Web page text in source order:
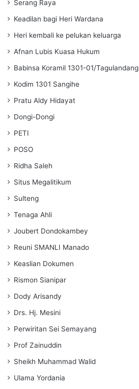
Serang Raya
Keadilan bagi Heri Wardana
Heri kembali ke pelukan keluarga
Afnan Lubis Kuasa Hukum
Babinsa Koramil 1301-01/Tagulandang
Kodim 1301 Sangihe
Pratu Aldy Hidayat
Dongi-Dongi
PETI
POSO
Ridha Saleh
Situs Megalitikum
Sulteng
Tenaga Ahli
Joubert Dondokambey
Reuni SMANLI Manado
Keaslian Dokumen
Rismon Sianipar
Dody Arisandy
Drs. Hj. Mesini
Perwiritan Sei Semayang
Prof Zainuddin
Sheikh Muhammad Walid
Ulama Yordania